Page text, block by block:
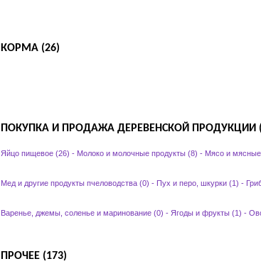
КОРМА (26)
ПОКУПКА И ПРОДАЖА ДЕРЕВЕНСКОЙ ПРОДУКЦИИ
Яйцо пищевое (26) - Молоко и молочные продукты (8) - Мясо и
Мед и другие продукты пчеловодства (0) - Пух и перо, шкурки (1) -
Варенье, джемы, соленье и маринование (0) - Ягоды и фрукты (1) -
ПРОЧЕЕ (173)